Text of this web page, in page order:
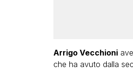
Arrigo Vecchioni
che ha avuto dalla